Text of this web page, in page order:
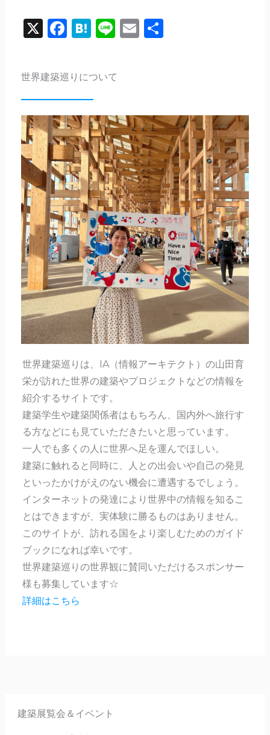
FacebookEmail
Line
Hatena
X
共
世界建築巡りについて
世界建築巡りは、IA（情報アーキテクト）の山田育
栄が訪れた世界の建築やプロジェクトなどの情報を
紹介するサイトです。
建築学生や建築関係者はもちろん、国内外へ旅行す
る方などにも見ていただきたいと思っています。
一人でも多くの人に世界へ足を運んでほしい。
建築に触れると同時に、人との出会いや自己の発見
といったかけがえのない機会に遭遇するでしょう。
インターネットの発達により世界中の情報を知るこ
とはできますが、実体験に勝るものはありません。
このサイトが、訪れる国をより楽しむためのガイド
ブックになれば幸いです。
世界建築巡りの世界観に賛同いただけるスポンサー
様も募集しています☆
詳細はこちら
建築展覧会＆イベント